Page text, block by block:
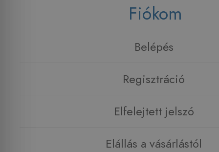
Fiókom
Belépés
Regisztráció
Elfelejtett jelszó
Elállás a vásárlástól